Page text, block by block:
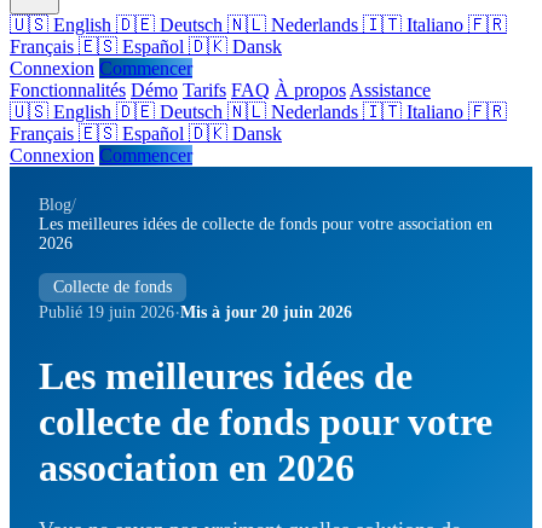
🇺🇸 English 🇩🇪 Deutsch 🇳🇱 Nederlands 🇮🇹 Italiano 🇫🇷
Français 🇪🇸 Español 🇩🇰 Dansk
Connexion Commencer
Fonctionnalités Démo Tarifs FAQ À propos Assistance
🇺🇸 English 🇩🇪 Deutsch 🇳🇱 Nederlands 🇮🇹 Italiano 🇫🇷
Français 🇪🇸 Español 🇩🇰 Dansk
Connexion Commencer
Blog/
Les meilleures idées de collecte de fonds pour votre association en
2026
Collecte de fonds
Publié 19 juin 2026·Mis à jour 20 juin 2026
Les meilleures idées de
collecte de fonds pour votre
association en 2026